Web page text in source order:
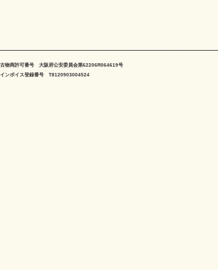
古物商許可番号 大阪府公安委員会第62206R064619号
インボイス登録番号 T8120903004524